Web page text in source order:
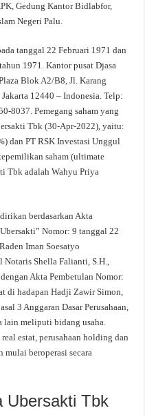
Gedung Kantor Bidlabfor,
Negeri Palu.
tanggal 22 Februari 1971 dan
1971. Kantor pusat Djasa
Blok A2/B8, Jl. Karang
12440 – Indonesia. Telp:
8037. Pemegang saham yang
Tbk (30-Apr-2022), yaitu:
dan PT RSK Investasi Unggul
saham (ultimate
Tbk adalah Wahyu Priya
berdasarkan Akta
Nomor: 9 tanggal 22
Iman Soesatyo
Notaris Shella Falianti, S.H.,
Akta Pembetulan Nomor:
di hadapan Hadji Zawir Simon,
3 Anggaran Dasar Perusahaan,
lain meliputi bidang usaha.
estat, perusahaan holding dan
mulai beroperasi secara
Ubersakti Tbk